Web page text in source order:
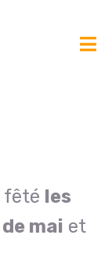
fêté les
mai et